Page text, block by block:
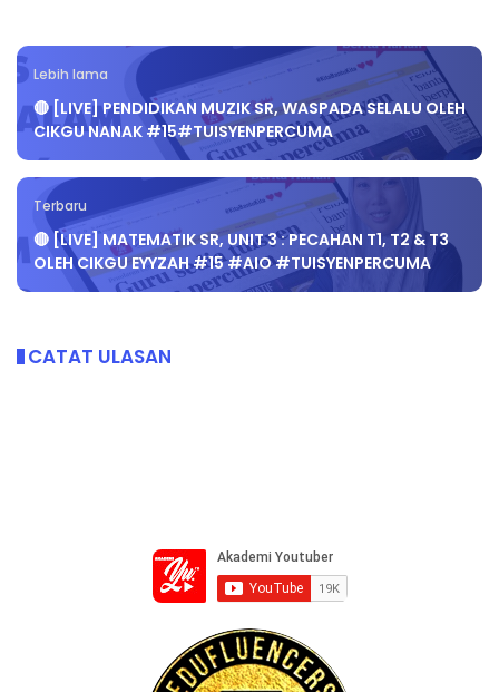
Lebih lama
🔴 [LIVE] PENDIDIKAN MUZIK SR, WASPADA SELALU OLEH
CIKGU NANAK #15#TUISYENPERCUMA
Terbaru
🔴 [LIVE] MATEMATIK SR, UNIT 3 : PECAHAN T1, T2 & T3
OLEH CIKGU EYYZAH #15 #AIO #TUISYENPERCUMA
CATAT ULASAN